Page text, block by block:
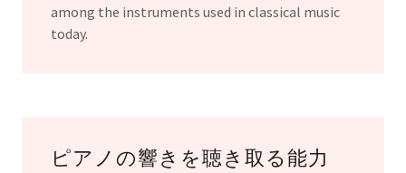
among the instruments used in classical music
today.
ピアノの響きを聴き取る能力